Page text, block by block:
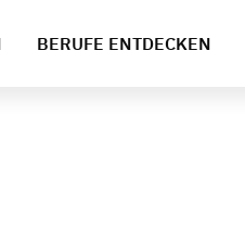
BERUFE ENTDECKEN